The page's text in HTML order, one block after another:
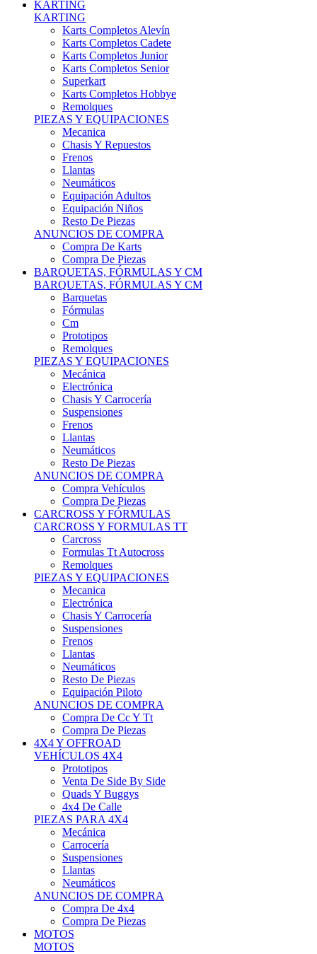
Karts Completos Alevín
Karts Completos Cadete
Karts Completos Junior
Karts Completos Senior
Superkart
Karts Completos Hobbye
Remolques
PIEZAS Y EQUIPACIONES
Mecanica
Chasis Y Repuestos
Frenos
Llantas
Neumáticos
Equipación Adultos
Equipación Niños
Resto De Piezas
ANUNCIOS DE COMPRA
Compra De Karts
Compra De Piezas
BARQUETAS, FÓRMULAS Y CM
BARQUETAS, FÓRMULAS Y CM
Barquetas
Fórmulas
Cm
Prototipos
Remolques
PIEZAS Y EQUIPACIONES
Mecánica
Electrónica
Chasis Y Carrocería
Suspensiones
Frenos
Llantas
Neumáticos
Resto De Piezas
ANUNCIOS DE COMPRA
Compra Vehículos
Compra De Piezas
CARCROSS Y FÓRMULAS
CARCROSS Y FORMULAS TT
Carcross
Formulas Tt Autocross
Remolques
PIEZAS Y EQUIPACIONES
Mecanica
Electrónica
Chasis Y Carrocería
Suspensiones
Frenos
Llantas
Neumáticos
Resto De Piezas
Equipación Piloto
ANUNCIOS DE COMPRA
Compra De Cc Y Tt
Compra De Piezas
4X4 Y OFFROAD
VEHÍCULOS 4X4
Prototipos
Venta De Side By Side
Quads Y Buggys
4x4 De Calle
PIEZAS PARA 4X4
Mecánica
Carrocería
Suspensiones
Llantas
Neumáticos
ANUNCIOS DE COMPRA
Compra De 4x4
Compra De Piezas
MOTOS
MOTOS
Motos De Circuito